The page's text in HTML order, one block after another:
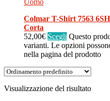
Colmar T-Shirt 7563
Corta
52,00€ Scegli Questo
varianti. Le opzioni
nella pagina del prodotto
Visualizzazione del risultato